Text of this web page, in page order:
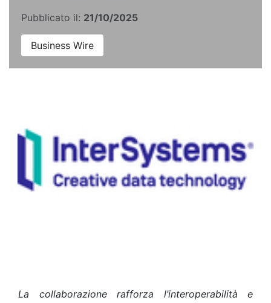
Pubblicato il: 21/10/2025
Business Wire
La collaborazione rafforza l’interoperabilità e